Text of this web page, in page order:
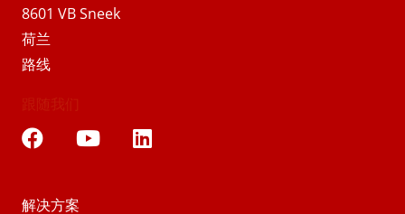
8601 VB Sneek
荷兰
路线
跟随我们
解决方案